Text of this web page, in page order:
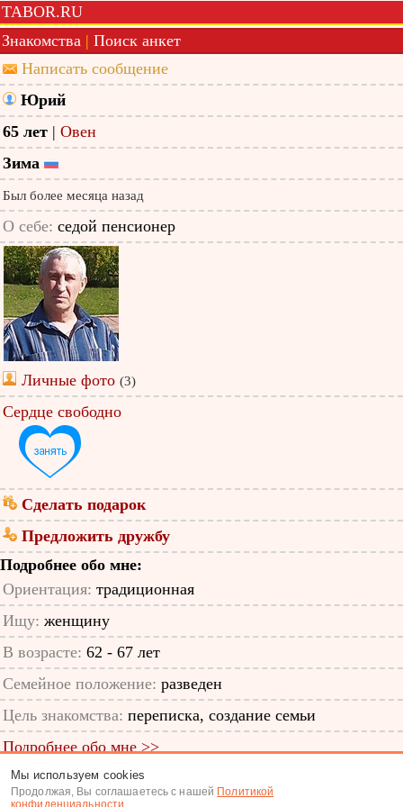
TABOR.RU
Знакомства | Поиск анкет
Написать сообщение
Юрий
65 лет | Овен
Зима
Был более месяца назад
О себе: седой пенсионер
Личные фото (3)
Сердце свободно
Сделать подарок
Предложить дружбу
Подробнее обо мне:
Ориентация: традиционная
Ищу: женщину
В возрасте: 62 - 67 лет
Семейное положение: разведен
Цель знакомства: переписка, создание семьи
Подробнее обо мне >>
ID анкеты: 53233208
Мы используем cookies
Продолжая, Вы соглашаетесь с нашей Политикой
конфиденциальности